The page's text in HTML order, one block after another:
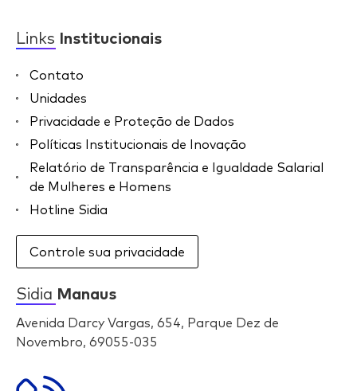
Links Institucionais
Contato
Unidades
Privacidade e Proteção de Dados
Políticas Institucionais de Inovação
Relatório de Transparência e Igualdade Salarial
de Mulheres e Homens
Hotline Sidia
Controle sua privacidade
Sidia Manaus
Avenida Darcy Vargas, 654, Parque Dez de
Novembro, 69055-035